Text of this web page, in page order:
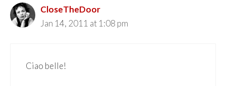
CloseTheDoor
Jan 14, 2011 at 1:08 pm
Ciao belle!